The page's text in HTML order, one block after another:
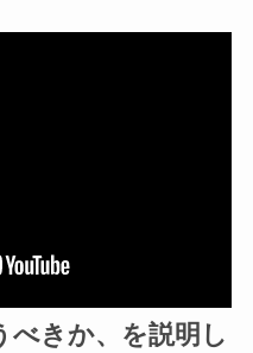
べきか、を説明し